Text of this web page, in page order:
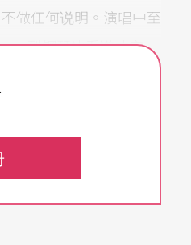
做任何说明。演唱中至
，到钢琴边看谱才完
依赖小抄，才接不下
叹息乃至挞伐，而且这
星的音量竟如此小，
中低音常完全听不见。